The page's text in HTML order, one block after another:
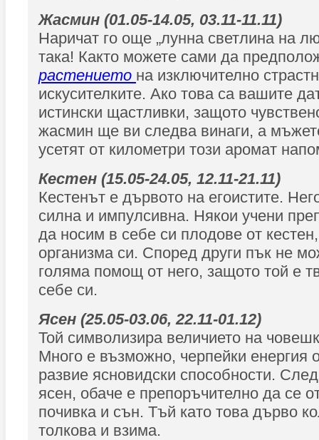
Жасмин (01.05-14.05, 03.11-11.11)
Наричат го още „лунна светлина на
така! Както можете сами да
растението на изключително
искусителките. Ако това са вашите
истински щастливки, защото
жасмин ще ви следва винаги, а
усетят от километри този аромат
Кестен (15.05-24.05, 12.11-21.11)
Кестенът е дървото на егоистите.
силна и импулсивна. Някои учени
да носим в себе си плодове от
организма си. Според други пък не
голяма помощ от него, защото той е
себе си.
Ясен (25.05-03.06, 22.11-01.12)
Той символизира величието на
Много е възможно, черпейки енергия
развие ясновидски способности.
ясен, обаче е препоръчително да се
почивка и сън. Тъй като това дърво
толкова и взима.